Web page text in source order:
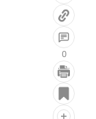
Điện ảnh
0